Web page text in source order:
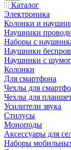
Каталог
Электроника
Колонки и
Наушники
Наборы с
Наушники
Наушники с
Колонки
Для смартфона
Чехлы для
Чехлы для
Усилители звука
Стилусы
Моноподы
Аксессуары для
Наборы мобильных